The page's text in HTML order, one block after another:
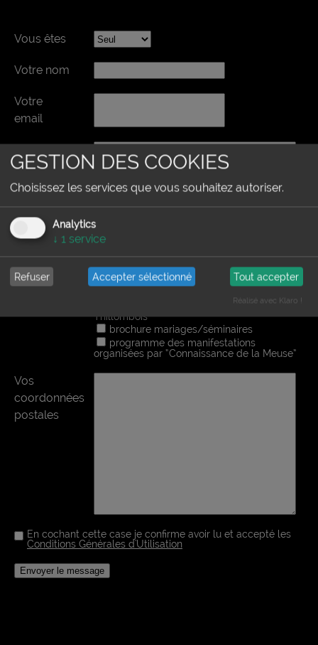
Vous êtes
Votre nom
Votre
email
message
les manifestations au château de
Thillombois
brochure mariages/séminaires
programme des manifestations
organisées par “Connaissance de la Meuse”
Vos
coordonnées
postales
En cochant cette case je confirme avoir lu et accepté les
Conditions Générales d'Utilisation
GESTION DES COOKIES
Choisissez les services que vous souhaitez autoriser.
Analytics
↓ 1 service
Refuser Accepter sélectionné Tout accepter
Réalisé avec Klaro !